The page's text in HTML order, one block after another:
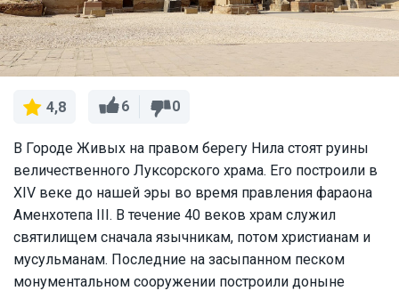
4,8 6 0
В Городе Живых на правом берегу Нила стоят руины
величественного Луксорского храма. Его построили в
XIV веке до нашей эры во время правления фараона
Аменхотепа III. В течение 40 веков храм служил
святилищем сначала язычникам, потом христианам и
мусульманам. Последние на засыпанном песком
монументальном сооружении построили доныне